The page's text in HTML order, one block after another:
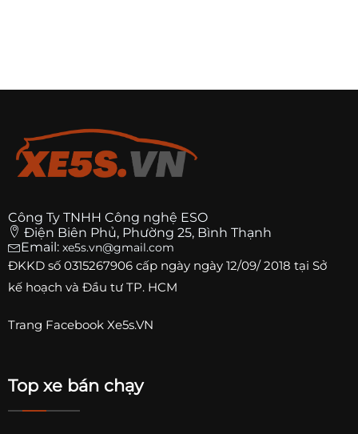
Công Ty TNHH Công nghệ ESO
Điện Biên Phủ, Phường 25, Bình Thạnh
Email: xe5s.vn@gmail.com
ĐKKD số 0315267906 cấp ngày ngày 12/09/ 2018 tại Sở
kế hoạch và Đầu tư TP. HCM
Trang Facebook Xe5s.VN
Top xe bán chạy